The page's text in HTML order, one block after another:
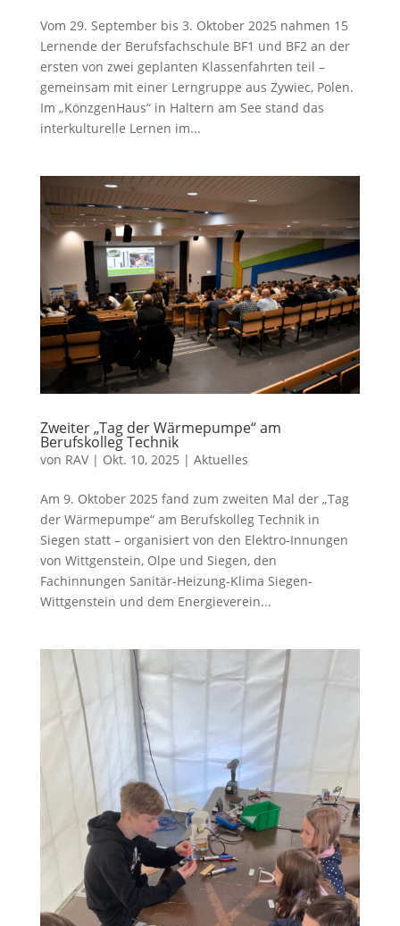
Vom 29. September bis 3. Oktober 2025 nahmen 15
Lernende der Berufsfachschule BF1 und BF2 an der
ersten von zwei geplanten Klassenfahrten teil –
gemeinsam mit einer Lerngruppe aus Zywiec, Polen.
Im „KönzgenHaus“ in Haltern am See stand das
interkulturelle Lernen im...
Zweiter „Tag der Wärmepumpe“ am
Berufskolleg Technik
von RAV| Okt. 10, 2025 | Aktuelles
Am 9. Oktober 2025 fand zum zweiten Mal der „Tag
der Wärmepumpe“ am Berufskolleg Technik in
Siegen statt – organisiert von den Elektro-Innungen
von Wittgenstein, Olpe und Siegen, den
Fachinnungen Sanitär-Heizung-Klima Siegen-
Wittgenstein und dem Energieverein...